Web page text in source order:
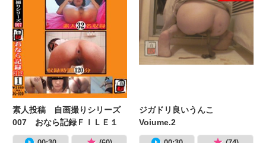
素人投稿 自画撮りシリーズ
007 おなら記録ＦＩＬＥ１
ジガドリ良いうんこ
Voiume.2